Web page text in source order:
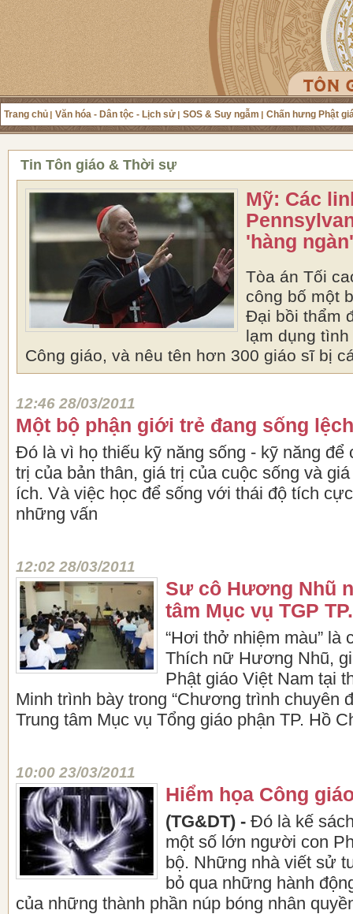
Trang chủ Văn hóa - Dân tộc - Lịch sử SOS & Suy ngẫm Chấn hưng Phật
Tin Tôn giáo & Thời sự
Mỹ: Các
'hàng
Tòa án Tối
công bố một
Đại bồi thẩm
lạm dụng
Công giáo, và nêu tên hơn 300 giáo sĩ bị
12:46 28/03/2011
Một bộ phận giới trẻ đang sống
Đó là vì họ thiếu kỹ năng sống - kỹ năng để
trị của bản thân, giá trị của cuộc sống và
ích. Và việc học để sống với thái độ tích
những vấn
12:02 28/03/2011
Sư cô Hương Nhũ
tâm Mục vụ TGP
“Hơi thở nhiệm màu” là
Thích nữ Hương Nhũ,
Phật giáo Việt Nam tại
Minh trình bày trong “Chương trình chuyên
Trung tâm Mục vụ Tổng giáo phận TP. Hồ
10:00 23/03/2011
Hiểm họa Công
(TG&DT) - Đó là kế
một số lớn người con
bộ. Những nhà viết sử
bỏ qua những hành
của những thành phần núp bóng nhân